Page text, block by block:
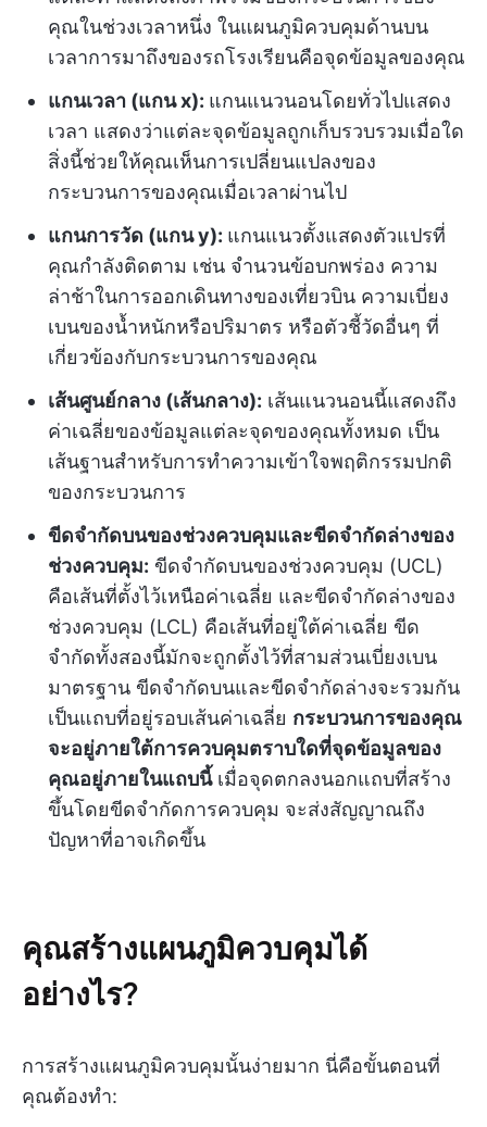
คุณในช่วงเวลาหนึ่ง ในแผนภูมิควบคุมด้านบน
เวลาการมาถึงของรถโรงเรียนคือจุดข้อมูลของคุณ
แกนเวลา (แกน x): แกนแนวนอนโดยทั่วไปแสดง
เวลา แสดงว่าแต่ละจุดข้อมูลถูกเก็บรวบรวมเมื่อใด
สิ่งนี้ช่วยให้คุณเห็นการเปลี่ยนแปลงของ
กระบวนการของคุณเมื่อเวลาผ่านไป
แกนการวัด (แกน y): แกนแนวตั้งแสดงตัวแปรที่
คุณกำลังติดตาม เช่น จำนวนข้อบกพร่อง ความ
ล่าช้าในการออกเดินทางของเที่ยวบิน ความเบี่ยง
เบนของน้ำหนักหรือปริมาตร หรือตัวชี้วัดอื่นๆ ที่
เกี่ยวข้องกับกระบวนการของคุณ
เส้นศูนย์กลาง (เส้นกลาง): เส้นแนวนอนนี้แสดงถึง
ค่าเฉลี่ยของข้อมูลแต่ละจุดของคุณทั้งหมด เป็น
เส้นฐานสำหรับการทำความเข้าใจพฤติกรรมปกติ
ของกระบวนการ
ขีดจำกัดบนของช่วงควบคุมและขีดจำกัดล่างของ
ช่วงควบคุม: ขีดจำกัดบนของช่วงควบคุม (UCL)
คือเส้นที่ตั้งไว้เหนือค่าเฉลี่ย และขีดจำกัดล่างของ
ช่วงควบคุม (LCL) คือเส้นที่อยู่ใต้ค่าเฉลี่ย ขีด
จำกัดทั้งสองนี้มักจะถูกตั้งไว้ที่สามส่วนเบี่ยงเบน
มาตรฐาน ขีดจำกัดบนและขีดจำกัดล่างจะรวมกัน
เป็นแถบที่อยู่รอบเส้นค่าเฉลี่ย กระบวนการของคุณ
จะอยู่ภายใต้การควบคุมตราบใดที่จุดข้อมูลของ
คุณอยู่ภายในแถบนี้ เมื่อจุดตกลงนอกแถบที่สร้าง
ขึ้นโดยขีดจำกัดการควบคุม จะส่งสัญญาณถึง
ปัญหาที่อาจเกิดขึ้น
คุณสร้างแผนภูมิควบคุมได้
อย่างไร?
การสร้างแผนภูมิควบคุมนั้นง่ายมาก นี่คือขั้นตอนที่
คุณต้องทำ: